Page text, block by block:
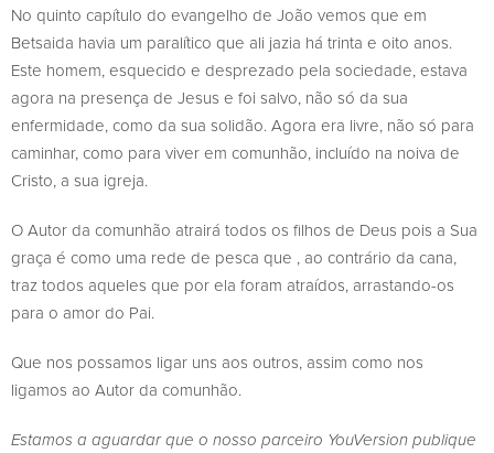
No quinto capítulo do evangelho de João vemos que em
Betsaida havia um paralítico que ali jazia há trinta e oito anos.
Este homem, esquecido e desprezado pela sociedade, estava
agora na presença de Jesus e foi salvo, não só da sua
enfermidade, como da sua solidão. Agora era livre, não só para
caminhar, como para viver em comunhão, incluído na noiva de
Cristo, a sua igreja.
O Autor da comunhão atrairá todos os filhos de Deus pois a Sua
graça é como uma rede de pesca que , ao contrário da cana,
traz todos aqueles que por ela foram atraídos, arrastando-os
para o amor do Pai.
Que nos possamos ligar uns aos outros, assim como nos
ligamos ao Autor da comunhão.
Estamos a aguardar que o nosso parceiro YouVersion publique